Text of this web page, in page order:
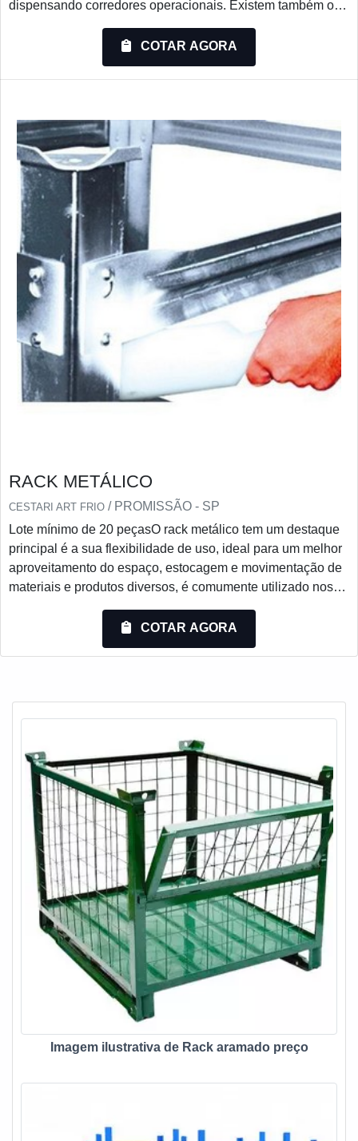
dispensando corredores operacionais. Existem também os
ocupados e organizam melhor os armazénsO destaque
principal é a sua flexibilidade de uso, ideal para um melhor
aproveitamento do espaço, estocagem e movimentação de
setores de podendo
COTAR AGORA
RACK METÁLICO
CESTARI ART FRIO / PROMISSÃO - SP
Lote mínimo de 20 peçasO rack metálico tem um destaque
principal é a sua flexibilidade de uso, ideal para um melhor
aproveitamento do espaço, estocagem e movimentação de
materiais e produtos diversos, é comumente utilizado nos
contato direto com o público.O produto é resistente, soldado
e que atende a ótima função de armazenagem de objetos,
COTAR AGORA
Imagem ilustrativa de Rack aramado preço